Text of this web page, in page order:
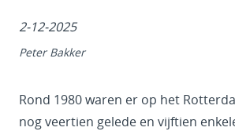
2-12-2025
Peter Bakker
Rond 1980 waren er op het
nog veertien gelede en vijftien